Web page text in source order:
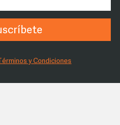
Términos y Condiciones